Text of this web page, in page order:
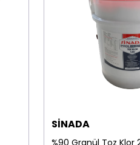
SİNADA
%90 Granül Toz Klor